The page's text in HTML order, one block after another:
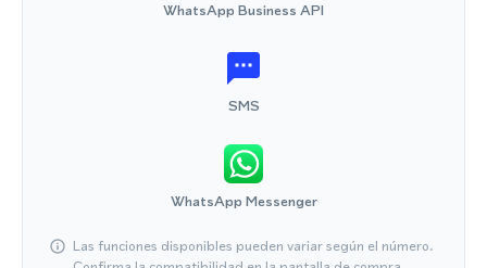
WhatsApp Business API
SMS
WhatsApp Messenger
Las funciones disponibles pueden variar según el número.